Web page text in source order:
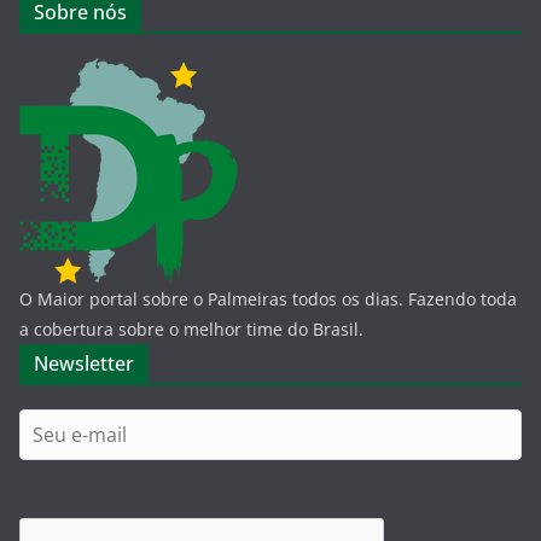
Sobre nós
O Maior portal sobre o Palmeiras todos os dias. Fazendo toda
a cobertura sobre o melhor time do Brasil.
Newsletter